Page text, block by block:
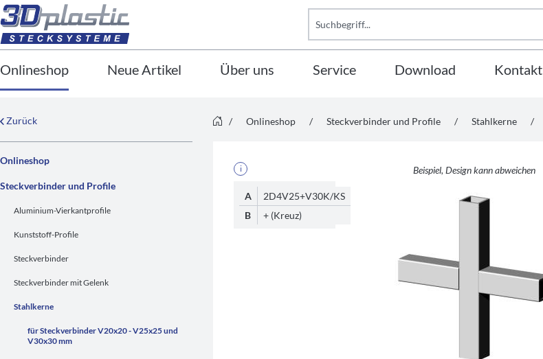
Onlineshop Neue Artikel Über uns Service Download Kontakt
Zurück / Onlineshop / Steckverbinder und Profile / Stahlkerne /
Onlineshop
Steckverbinder und Profile
Aluminium-Vierkantprofile
Kunststoff-Profile
Steckverbinder
Steckverbinder mit Gelenk
Stahlkerne
für Steckverbinder V20x20 - V25x25 und
V30x30 mm
i
A
2D4V25+V30K/KS
B
+ (Kreuz)
Beispiel, Design kann abweichen